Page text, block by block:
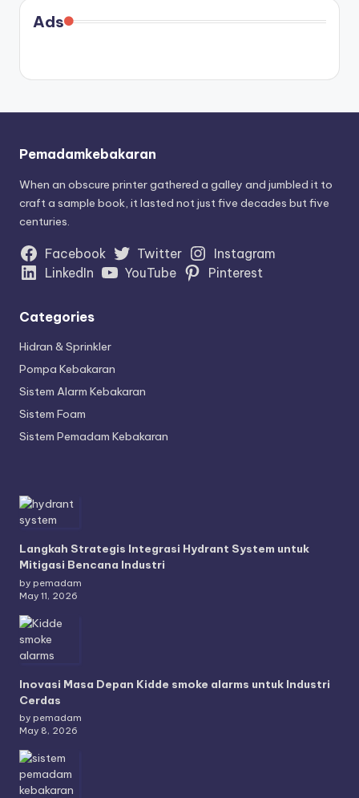
Ads
Pemadamkebakaran
When an obscure printer gathered a galley and jumbled it to
craft a sample book, it lasted not just five decades but five
centuries.
Facebook Twitter
Instagram
LinkedIn
YouTube Pinterest
Categories
Hidran & Sprinkler
Pompa Kebakaran
Sistem Alarm Kebakaran
Sistem Foam
Sistem Pemadam Kebakaran
Langkah Strategis Integrasi Hydrant System untuk
Mitigasi Bencana Industri
by pemadam
May 11, 2026
Inovasi Masa Depan Kidde smoke alarms untuk Industri
Cerdas
by pemadam
May 8, 2026